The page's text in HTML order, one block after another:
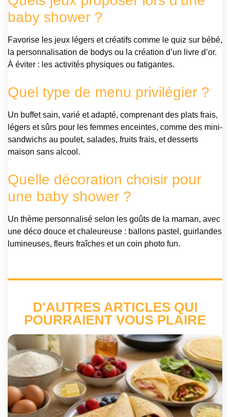
baby shower ?
Favorise les jeux légers et créatifs comme le quiz sur bébé,
la personnalisation de bodys ou la création d’un livre d’or.
À éviter : les activités physiques ou fatigantes.
Quel type de menu privilégier ?
Un buffet sain, varié et adapté, comprenant des plats frais,
légers et sûrs pour les femmes enceintes, comme des mini-
sandwichs au poulet, salades, fruits frais, et desserts
maison sans alcool.
Quelle décoration choisir pour
une baby shower ?
Un thème personnalisé selon les goûts de la maman, avec
une déco douce et chaleureuse : ballons pastel, guirlandes
lumineuses, fleurs fraîches et un coin photo fun.
D'AUTRES ARTICLES QUI
POURRAIENT VOUS PLAIRE